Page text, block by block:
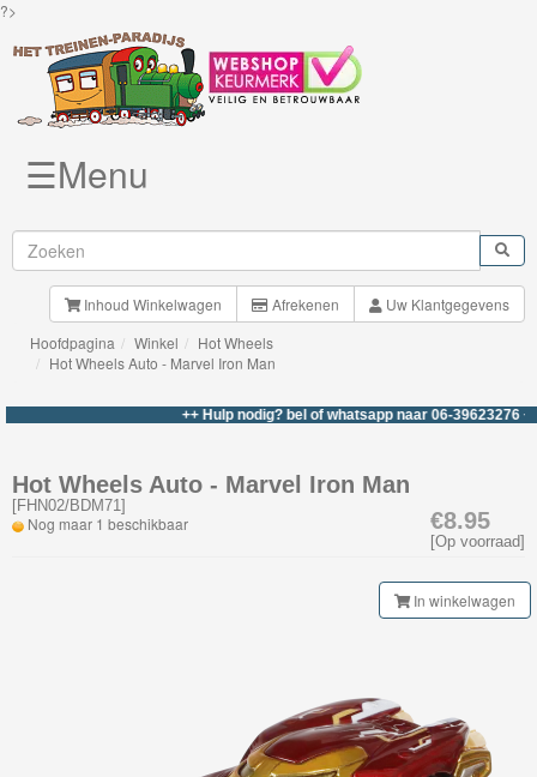
?>
Brio
Treinen
BigJigs
&
Road
Märklin
☰Menu
Inhoud Winkelwagen Afrekenen
Uw Klantgegevens
Hoofdpagina
Winkel
Hot Wheels
Hot Wheels Auto - Marvel Iron Man
++ Hulp nodig? bel of whatsapp naar 06-39623276 +++
€8.95
[Op voorraad]
Hot Wheels Auto - Marvel Iron Man
[FHN02/BDM71]
Nog maar 1 beschikbaar
In winkelwagen